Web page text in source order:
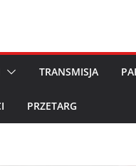
TRANSMISJA
PRZETARG